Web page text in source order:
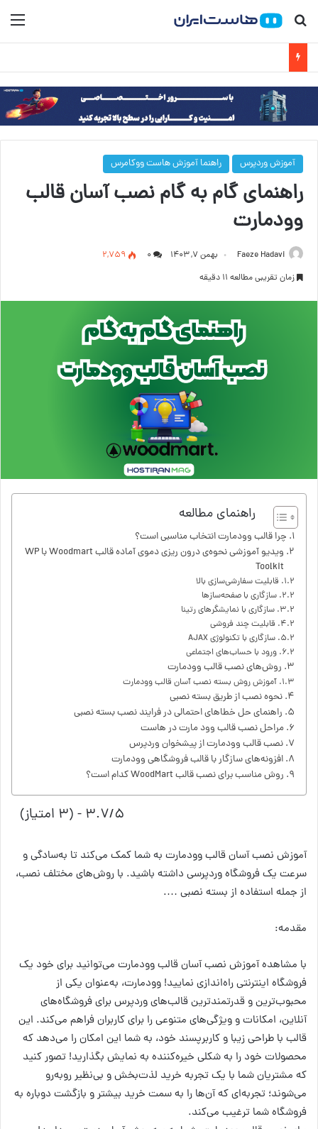
جستجو برای
آموزش وردپرس راهنما آموزش هاست ووکامرس
راهنمای گام به گام نصب آسان قالب
وودمارت
Faeze Hadavi بهمن ۷, ۱۴۰۳ ۰
2,759
زمان تقریبی مطالعه 11 دقیقه
راهنمای مطالعه
چرا قالب وودمارت انتخاب مناسبی است؟
ویدیو آموزشی نحوه‌ی درون ریزی دموی آماده قالب Woodmart با WP
Toolkit
قابلیت سفارشی‌سازی بالا
سازگاری با صفحه‌سازها
سازگاری با نمایشگرهای رتینا
قابلیت چند فروشی
سازگاری با تکنولوژی AJAX
ورود با حساب‌های اجتماعی
روش‌های نصب قالب وودمارت
آموزش روش بسته نصب آسان قالب وودمارت
نحوه نصب از طریق بسته نصبی
راهنمای حل خطاهای احتمالی در فرایند نصب بسته نصبی
مراحل نصب قالب وود مارت در هاست
نصب قالب وودمارت از پیشخوان وردپرس
افزونه‌های سازگار با قالب فروشگاهی وودمارت
روش مناسب برای نصب قالب WoodMart کدام است؟
۳.۷/۵ - (۳ امتیاز)
آموزش نصب آسان قالب وودمارت به شما کمک می‌کند تا به‌سادگی و
سرعت یک فروشگاه وردپرسی داشته باشید. با روش‌های مختلف نصب،
از جمله استفاده از بسته نصبی ….
مقدمه:
با مشاهده آموزش نصب آسان قالب وودمارت می‌توانید برای خود یک
فروشگاه اینترنتی راه‌اندازی نمایید! وودمارت، به‌عنوان یکی از
محبوب‌ترین و قدرتمندترین قالب‌های وردپرس برای فروشگاه‌های
آنلاین، امکانات و ویژگی‌های متنوعی را برای کاربران فراهم می‌کند. این
قالب با طراحی زیبا و کاربرپسند خود، به شما این امکان را می‌دهد که
محصولات‌ خود را به شکلی خیره‌کننده به نمایش بگذارید! تصور کنید
که مشتریان‌ شما با یک تجربه خرید لذت‌بخش و بی‌نظیر روبه‌رو
می‌شوند؛ تجربه‌ای که آن‌ها را به سمت خرید بیشتر و بازگشت دوباره به
فروشگاه شما ترغیب می‌کند.